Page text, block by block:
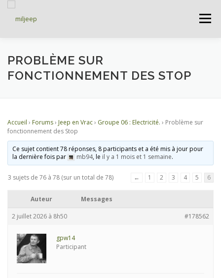
Menu
ACCUEIL ARTICLES
DOCUMENTATIONS
CONNEXION
PROBLÈME SUR
FONCTIONNEMENT DES STOP
Accueil › Forums› Jeep en Vrac› Groupe 06 : Electricité. › Problème sur
fonctionnement des Stop
Ce sujet contient 78 réponses, 8 participants et a été mis à jour pour
la dernière fois par
mb94, le il y a 1 mois et 1 semaine.
3 sujets de 76 à 78 (sur un total de 78) ← 1 2 3 4 5 6
Auteur Messages
2 juillet 2026 à 8h50 #178562
gpw14
Participant